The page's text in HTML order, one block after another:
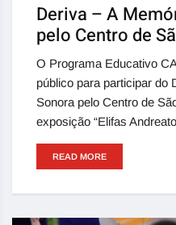
Deriva – A
pelo Centro de
O Programa Educativo
público para participar do
Sonora pelo Centro de
exposição “Elifas
READ MORE